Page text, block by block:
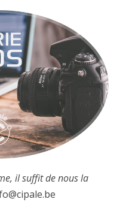
il suffit de nous la